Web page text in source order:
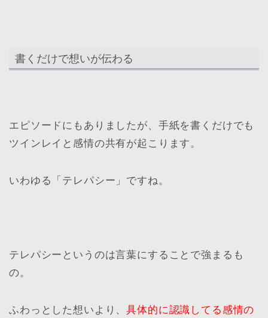
書くだけで想いが伝わる
エピソードにもありましたが、手紙を書くだけでも
ツインレイと感情の共有が起こります。
いわゆる「テレパシー」ですね。
テレパシーというのは言葉にすることで強まるも
の。
ふわっとした想いより、具体的に認識してる感情の